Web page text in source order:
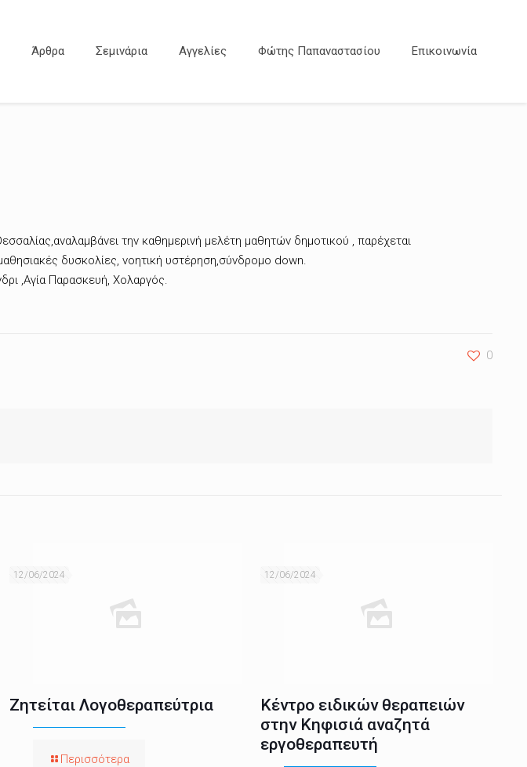
Άρθρα Σεμινάρια Αγγελίες Φώτης Παπαναστασίου Επικοινωνία
την καθημερινή μελέτη μαθητών δημοτικού , παρέχεται
δυσκολίες, νοητική υστέρηση,σύνδρομο down.
,Αγία Παρασκευή, Χολαργός.
0
12/06/2024
Ζητείται Λογοθεραπεύτρια
Περισσότερα
12/06/2024
Κέντρο ειδικών θεραπειών
στην Κηφισιά αναζητά
εργοθεραπευτή